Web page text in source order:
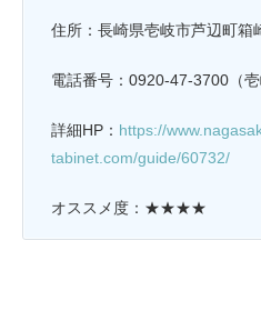
住所：長崎県壱岐市芦辺町箱
電話番号：0920-47-3700（壱
詳細HP： https://
tabinet.com/guide/60732/
オススメ度：★★★★